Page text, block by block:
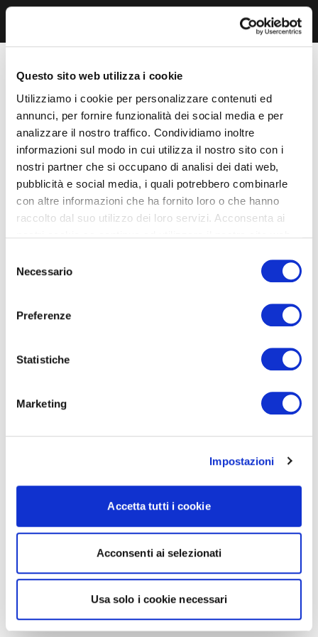
Questo sito web utilizza i cookie
Utilizziamo i cookie per personalizzare contenuti ed
annunci, per fornire funzionalità dei social media e per
analizzare il nostro traffico. Condividiamo inoltre
informazioni sul modo in cui utilizza il nostro sito con i
nostri partner che si occupano di analisi dei dati web,
pubblicità e social media, i quali potrebbero combinarle
con altre informazioni che ha fornito loro o che hanno
raccolto dal suo utilizzo dei loro servizi. Acconsenta ai
delNecessario
Preferenze
Statistiche
Marketing
Impostazioni
Accetta tutti i cookie
Acconsenti ai selezionati
Usa solo i cookie necessari